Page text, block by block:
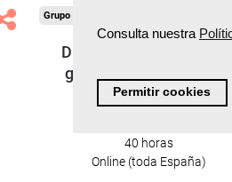
Consulta nuestra
Permitir cookies
Grupo Femxa
Dirección por objetivos y
gestión del desempeño
40 horas
Online (toda España)